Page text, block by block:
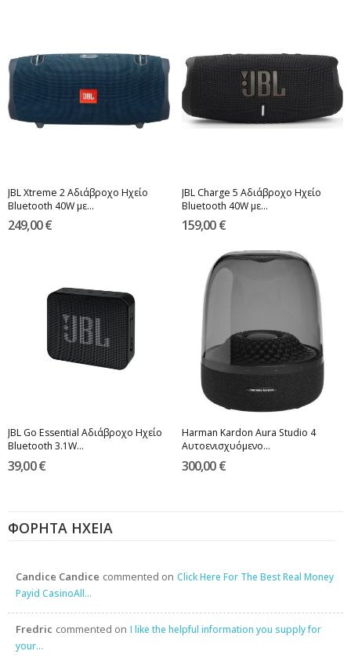
ΦΟΡΗΤΆ ΗΧΕΊΑ
Candice Candice commented on Click Here For The Best Real Money
Payid CasinoAll...
Fredric commented on I like the helpful information you supply for
your...
JBL Xtreme 2 Αδιάβροχο Ηχείο
Bluetooth 40W με...
249,00 €
JBL Charge 5 Αδιάβροχο Ηχείο
Bluetooth 40W με...
159,00 €
JBL Go Essential Αδιάβροχο Ηχείο
Bluetooth 3.1W...
39,00 €
Harman Kardon Aura Studio 4
Αυτοενισχυόμενο...
300,00 €